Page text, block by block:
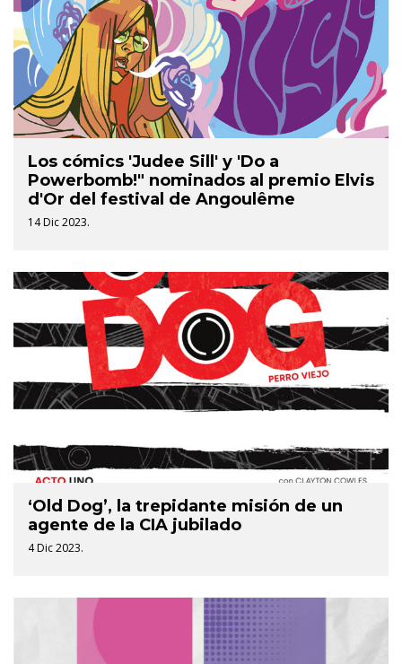
Los cómics 'Judee Sill' y 'Do a
Powerbomb!" nominados al premio Elvis
d'Or del festival de Angoulême
14 Dic 2023.
‘Old Dog’, la trepidante misión de un
agente de la CIA jubilado
4 Dic 2023.